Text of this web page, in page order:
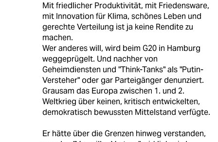
Mit friedlicher Produktivität, mit Friedensware,
mit Innovation für Klima, schönes Leben und
gerechte Verteilung ist ja keine Rendite zu
machen.
Wer anderes will, wird beim G20 in Hamburg
weggeprügelt. Und nachher von
Geheimdiensten und "Think-Tanks" als "Putin-
Versteher" oder gar Parteigänger denunziert.
Grausam das Europa zwischen 1. und 2.
Weltkrieg über keinen, kritisch entwickelten,
demokratisch bewussten Mittelstand verfügte.
Er hätte über die Grenzen hinweg verstanden,